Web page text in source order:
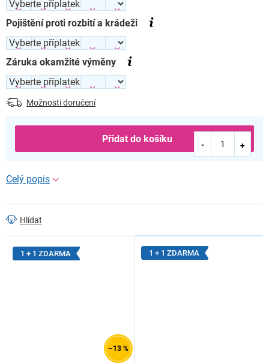
Pojištění proti rozbití a krádeži
Záruka okamžité výměny
Možnosti doručení
Přidat do košíku
Hlídat
1 + 1 ZDARMA
–13 %
1 + 1 ZDARMA